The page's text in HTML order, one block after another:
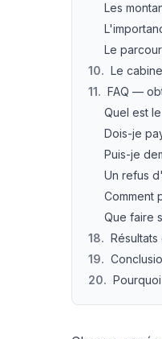
Les
Le
10. Le
11. FAQ —
Quel est
Dois-je
Puis-je
Un refus
Comment
Que faire
18.
19.
20.